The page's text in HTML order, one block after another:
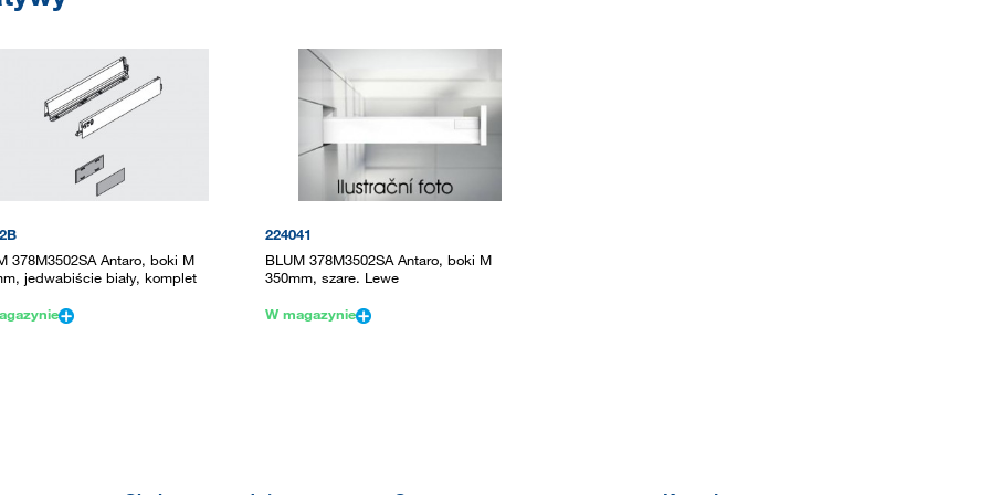
378M3502SA Antaro, boki M
jedwabiście biały, komplet
224041
BLUM 378M3502SA Antaro, boki M
350mm, szare. Lewe
W magazynie